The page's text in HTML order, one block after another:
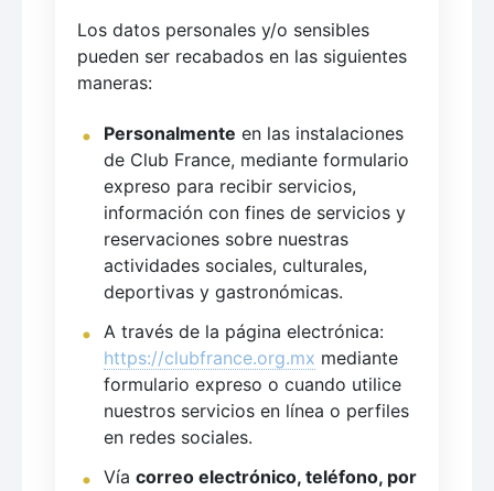
Los datos personales y/o sensibles
pueden ser recabados en las siguientes
maneras:
Personalmente en las instalaciones
de Club France, mediante formulario
expreso para recibir servicios,
información con fines de servicios y
reservaciones sobre nuestras
actividades sociales, culturales,
deportivas y gastronómicas.
A través de la página electrónica:
https://clubfrance.org.mx mediante
formulario expreso o cuando utilice
nuestros servicios en línea o perfiles
en redes sociales.
Vía correo electrónico, teléfono, por